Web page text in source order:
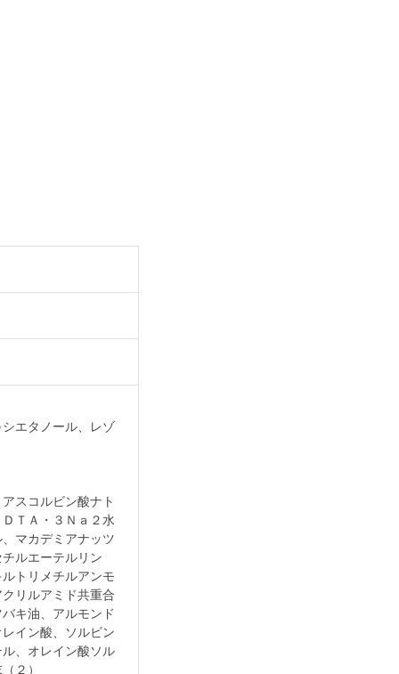
エタノール、レゾ
スコルビン酸ナト
ＴＡ・３Ｎａ２水
マカデミアナッツ
ルエーテルリン
トリメチルアンモ
リルアミド共重合
キ油、アルモンド
イン酸、ソルビン
、オレイン酸ソル
２）